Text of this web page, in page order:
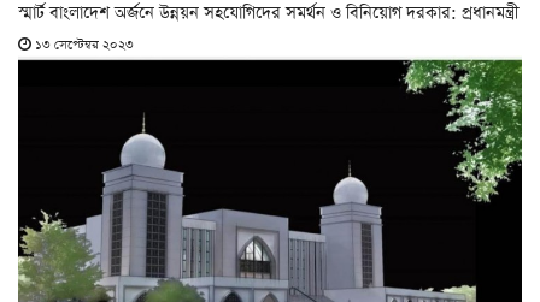
স্মার্ট বাংলাদেশ অর্জনে উন্নয়ন সহযোগিদের সমর্থন ও বিনিয়োগ দরকার: প্রধানমন্ত্রী
১৩ সেপ্টেম্বর ২০২৩